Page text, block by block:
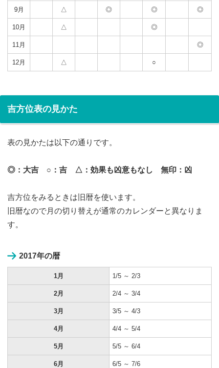
9月 △ ◎ ◎ ◎
10月 △ ◎
11月 ◎
12月 △ ○
吉方位表の見かた
表の見かたは以下の通りです。
◎：大吉 ○：吉 △：効果も凶意もなし 無印：凶
吉方位をみるときは旧暦を使います。
旧暦なので月の切り替えが通常のカレンダーと異なりま
す。
2017年の暦
1月 1/5 ～ 2/3
2月 2/4 ～ 3/4
3月 3/5 ～ 4/3
4月 4/4 ～ 5/4
5月 5/5 ～ 6/4
6月 6/5 ～ 7/6